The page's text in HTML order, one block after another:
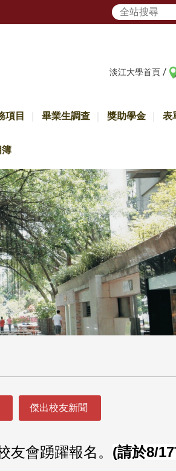
淡江大學首頁 /
項目 畢業生調查 獎助學金 表
傑出校友新聞
會踴躍報名。 (請於8/17